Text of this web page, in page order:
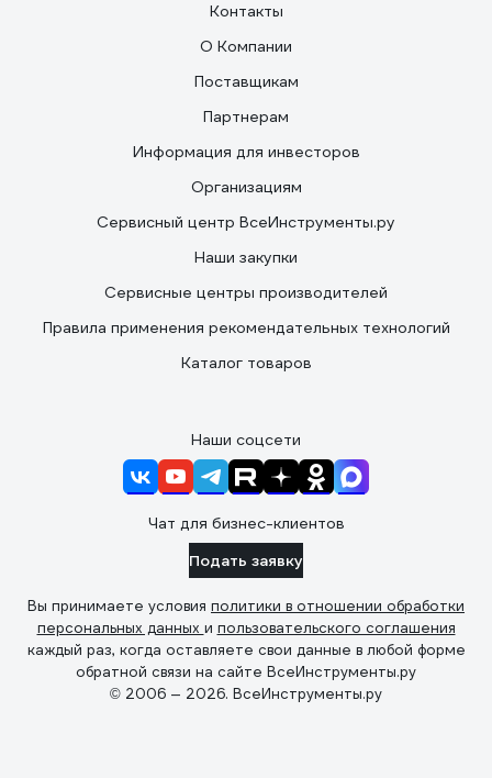
Контакты
О Компании
Поставщикам
Партнерам
Информация для инвесторов
Организациям
Сервисный центр ВсеИнструменты.ру
Наши закупки
Сервисные центры производителей
Правила применения рекомендательных технологий
Каталог товаров
Наши соцсети
Чат для бизнес-клиентов
Подать заявку
Вы принимаете условия политики в отношении обработки
персональных данных и пользовательского соглашения
каждый раз, когда оставляете свои данные в любой форме
обратной связи на сайте ВсеИнструменты.ру
© 2006 — 2026. ВсеИнструменты.ру